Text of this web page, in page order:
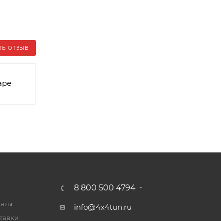
ОТЗЫВ
8 800 500 4794
info@4x4tun.ru